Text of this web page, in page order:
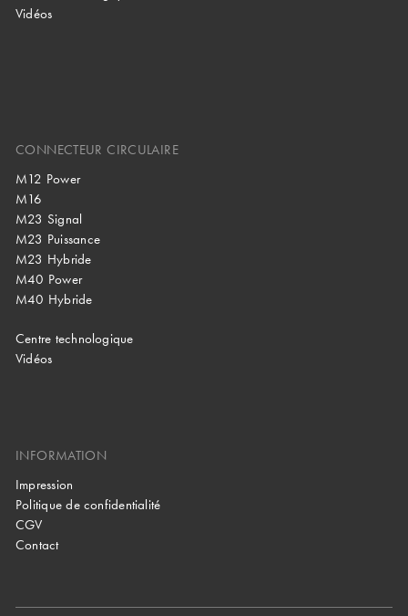
Vidéos
CONNECTEUR CIRCULAIRE
M12 Power
M16
M23 Signal
M23 Puissance
M23 Hybride
M40 Power
M40 Hybride
Centre technologique
Vidéos
INFORMATION
Impression
Politique de confidentialité
CGV
Contact